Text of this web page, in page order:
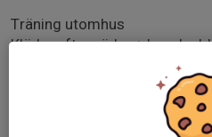
Träning utomhus
Kläder efter väder +